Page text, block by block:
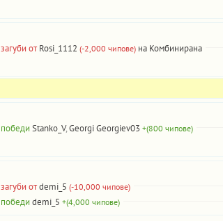
загуби от Rosi_1112 (-2,000 чипове) на Комбинирана
победи Stanko_V,Georgi Georgiev03 +(800 чипове)
загуби отdemi_5 (-10,000 чипове)
победи demi_5 +(4,000 чипове)